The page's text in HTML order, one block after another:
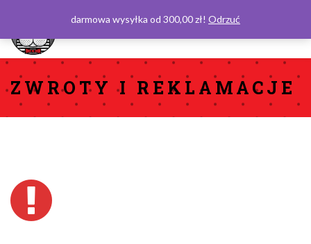
ZWROTY I REKLAMACJE
darmowa wysyłka od 300,00 zł! Odrzuć